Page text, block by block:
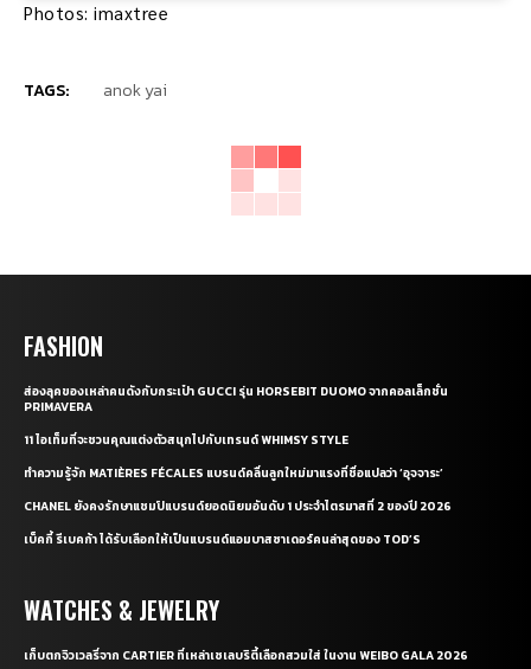
Photos: imaxtree
TAGS: anok yai
FASHION
ส่องลุคของเหล่าคนดังกับกระเป๋า GUCCI รุ่น HORSEBIT DUOMO จากคอลเล็กชั่น
PRIMAVERA
11 ไอเท็มที่จะชวนคุณแต่งตัวสนุกไปกับเทรนด์ WHIMSY STYLE
ทำความรู้จัก MATIÈRES FÉCALES แบรนด์คลื่นลูกใหม่มาแรงที่ชื่อแปลว่า ‘อุจจาระ’
CHANEL ยังคงรักษาแชมป์แบรนด์ยอดนิยมอันดับ 1 ประจำไตรมาสที่ 2 ของปี 2026
เบ็คกี้ รีเบคก้า ได้รับเลือกให้เป็นแบรนด์แอมบาสซาเดอร์คนล่าสุดของ TOD’S
WATCHES & JEWELRY
เก็บตกจิวเวลรี่จาก CARTIER ที่เหล่าเซเลบริตี้เลือกสวมใส่ ในงาน WEIBO GALA 2026